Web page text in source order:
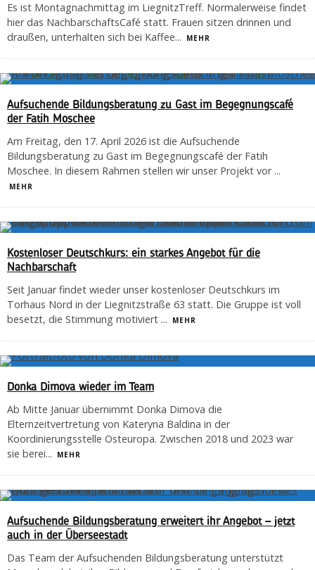
Es ist Montagnachmittag im LiegnitzTreff. Normalerweise findet
hier das NachbarschaftsCafé statt. Frauen sitzen drinnen und
draußen, unterhalten sich bei Kaffee... MEHR
Aufsuchende Bildungsberatung zu Gast im Begegnungscafé
der Fatih Moschee
Am Freitag, den 17. April 2026 ist die Aufsuchende
Bildungsberatung zu Gast im Begegnungscafé der Fatih
Moschee. In diesem Rahmen stellen wir unser Projekt vor ...
MEHR
Kostenloser Deutschkurs: ein starkes Angebot für die
Nachbarschaft
Seit Januar findet wieder unser kostenloser Deutschkurs im
Torhaus Nord in der Liegnitzstraße 63 statt. Die Gruppe ist voll
besetzt, die Stimmung motiviert ... MEHR
Donka Dimova wieder im Team
Ab Mitte Januar übernimmt Donka Dimova die
Elternzeitvertretung von Kateryna Baldina in der
Koordinierungsstelle Osteuropa. Zwischen 2018 und 2023 war
sie berei... MEHR
Aufsuchende Bildungsberatung erweitert ihr Angebot – jetzt
auch in der Überseestadt
Das Team der Aufsuchenden Bildungsberatung unterstützt